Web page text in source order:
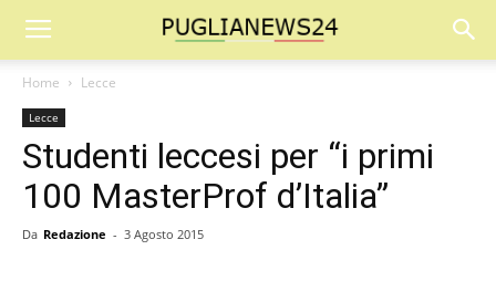
Home Lecce
Lecce
Studenti leccesi per “i primi
100 MasterProf d’Italia”
Da Redazione - 3 Agosto 2015